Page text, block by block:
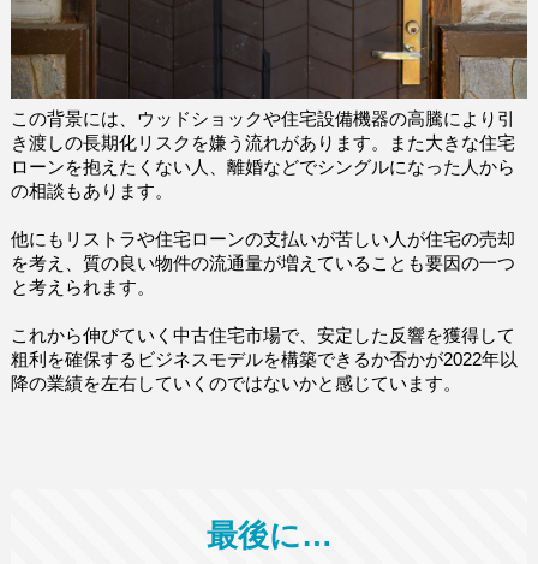
この背景には、ウッドショックや住宅設備機器の高騰により引
き渡しの長期化リスクを嫌う流れがあります。また大きな住宅
ローンを抱えたくない人、離婚などでシングルになった人から
の相談もあります。
他にもリストラや住宅ローンの支払いが苦しい人が住宅の売却
を考え、質の良い物件の流通量が増えていることも要因の一つ
と考えられます。
これから伸びていく中古住宅市場で、安定した反響を獲得して
粗利を確保するビジネスモデルを構築できるか否かが2022年以
降の業績を左右していくのではないかと感じています。
最後に…